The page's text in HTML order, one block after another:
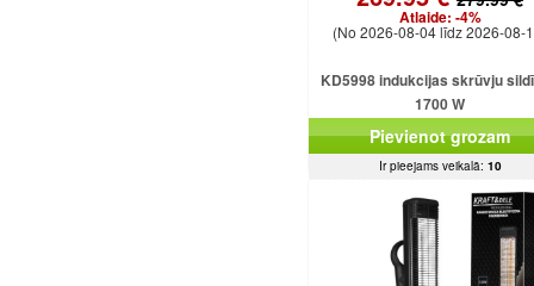
Atlaide: -4%
(No 2026-08-04 līdz 2026-08-
KD5998 indukcijas skrūvju
1700 W
Pievienot grozam
Ir pieejams veikalā: 10